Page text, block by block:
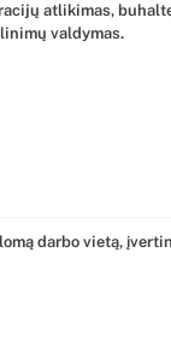
atlikimas,
valdymas.
darbo vietą,